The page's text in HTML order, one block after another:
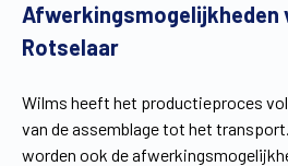
Afwerkingsmogelijkheden
Rotselaar
Wilms heeft het productieproces
van de assemblage tot het
worden ook de